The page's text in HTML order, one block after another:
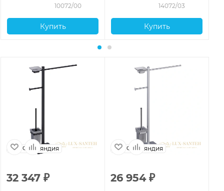
10072/00
Купить
14072/03
Купить
Финляндия
32 347 ₽
Финляндия
26 954₽